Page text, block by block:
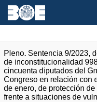
Pleno. Sentencia 9/2023,
de inconstitucionalidad
cincuenta diputados del
Congreso en relación con
de enero, de protección
frente a situaciones de